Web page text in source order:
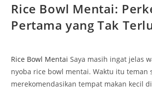
Rice Bowl Mentai:
Pertama yang Tak
Rice Bowl Mentai Saya masih ingat jelas
nyoba rice bowl mentai. Waktu itu teman
merekomendasikan tempat makan kecil